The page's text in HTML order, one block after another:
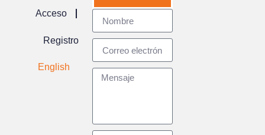
Acceso
Registro
English